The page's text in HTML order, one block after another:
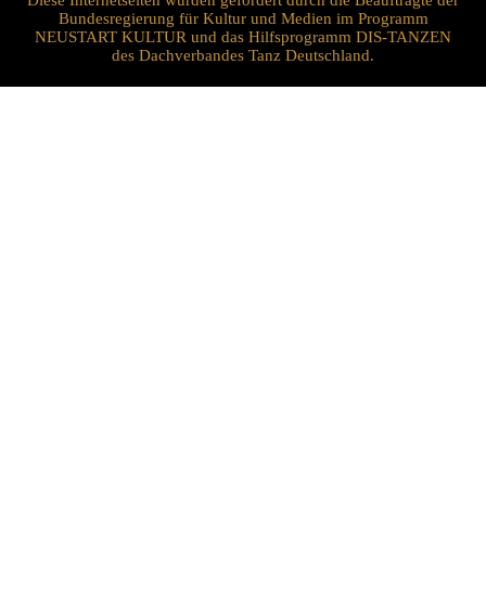
Bundesregierung für Kultur und Medien im Programm
NEUSTART KULTUR und das Hilfsprogramm DIS-TANZEN
des Dachverbandes Tanz Deutschland.